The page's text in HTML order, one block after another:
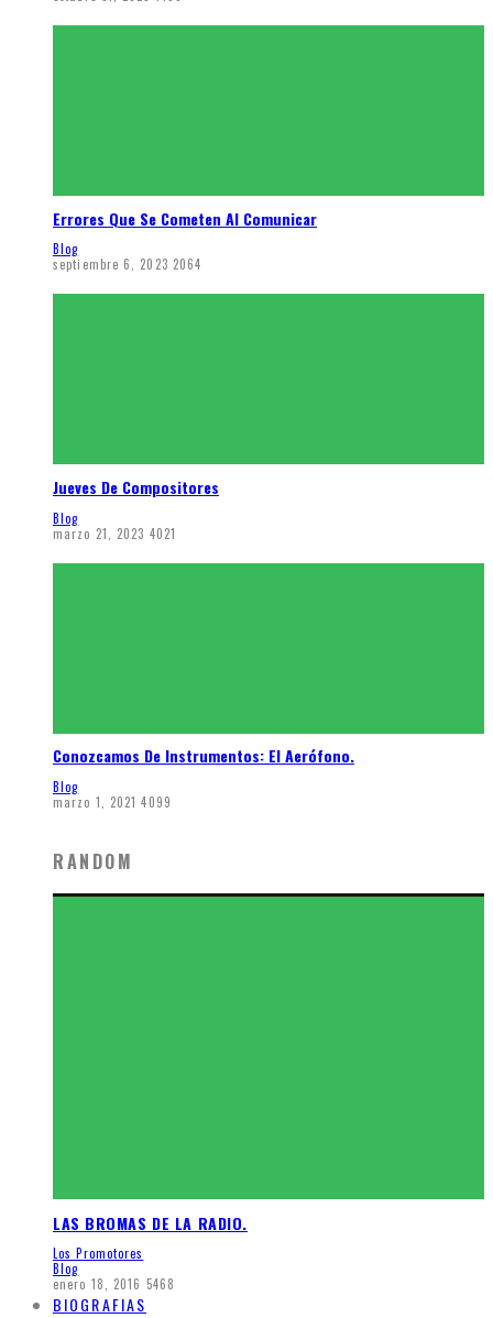
Errores Que Se Cometen Al Comunicar
Blog
septiembre 6, 2023 2064
Jueves De Compositores
Blog
marzo 21, 2023 4021
Conozcamos De Instrumentos: El Aerófono.
Blog
marzo 1, 2021 4099
RANDOM
LAS BROMAS DE LA RADIO.
Los Promotores
Blog
enero 18, 2016 5468
BIOGRAFIAS